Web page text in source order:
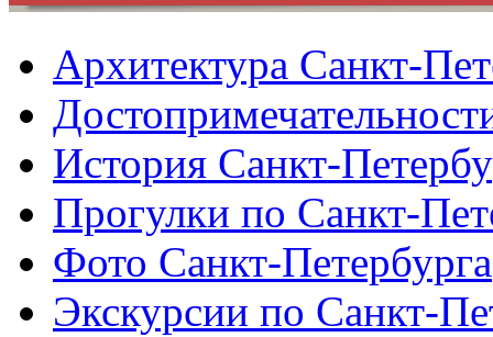
Архитектура Санкт-
История Санкт-
Прогулки по Санкт-
Фото Санкт-Петербурга
Экскурсии по Санкт-